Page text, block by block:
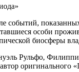
событий,
особи
биосферы
Рульфо,
оригинального